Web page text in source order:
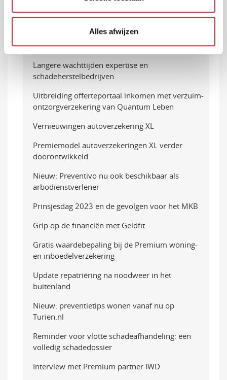
Alles afwijzen
Shared Expertise: we zien onszelf echt als een
sparringpartner voor de arbodienst en de
Terugkijken Turien Autoshow
Langere wachttijden expertise en
schadeherstelbedrijven
Uitbreiding offerteportaal inkomen met verzuim-
ontzorgverzekering van Quantum Leben
Vernieuwingen autoverzekering XL
Premiemodel autoverzekeringen XL verder
doorontwikkeld
Nieuw: Preventivo nu ook beschikbaar als
arbodienstverlener
Prinsjesdag 2023 en de gevolgen voor het MKB
Grip op de financiën met Geldfit
Gratis waardebepaling bij de Premium woning-
en inboedelverzekering
Update repatriëring na noodweer in het
buitenland
Nieuw: preventietips wonen vanaf nu op
Turien.nl
Reminder voor vlotte schadeafhandeling: een
volledig schadedossier
Interview met Premium partner IWD